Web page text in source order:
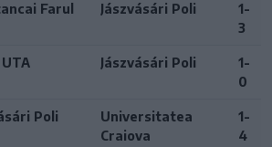
Farul Jászvásári Poli
1-
3
Jászvásári Poli
1-
0
Poli
Universitatea
Craiova
1-
4